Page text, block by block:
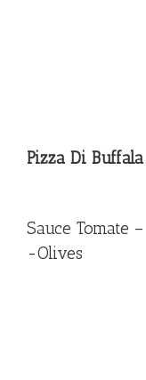
Pizza Di Buffala
Sauce Tomate
-Olives